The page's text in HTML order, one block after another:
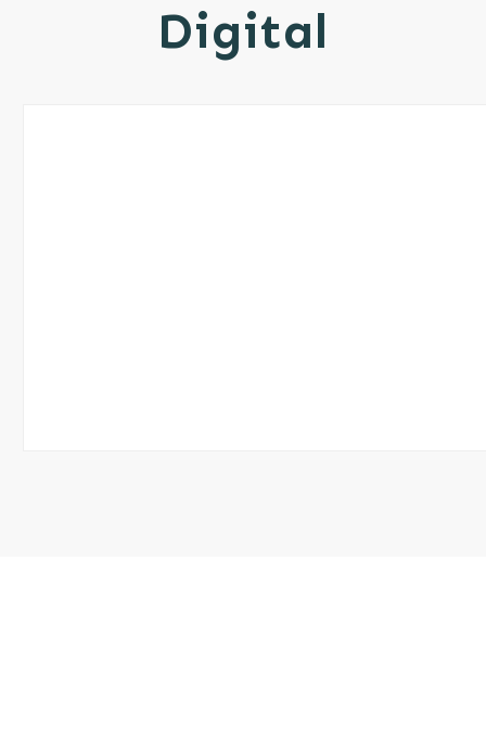
Digital